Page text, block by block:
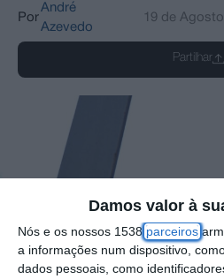
Damos valor à
Nós e os nossos 1538 parceiros
a informações num dispositivo,
dados pessoais, como
Por
André
Azevedo
19 de
Partilhar